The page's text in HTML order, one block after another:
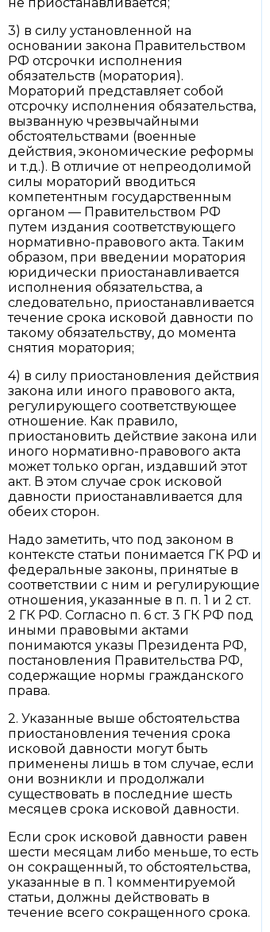
3) в силу установленной на
основании закона Правительством
РФ отсрочки исполнения
обязательств (моратория).
Мораторий представляет собой
отсрочку исполнения обязательства,
вызванную чрезвычайными
обстоятельствами (военные
действия, экономические реформы
и т.д.). В отличие от непреодолимой
силы мораторий вводиться
компетентным государственным
органом — Правительством РФ
путем издания соответствующего
нормативно-правового акта. Таким
образом, при введении моратория
юридически приостанавливается
исполнения обязательства, а
следовательно, приостанавливается
течение срока исковой давности по
такому обязательству, до момента
снятия моратория;
4) в силу приостановления действия
закона или иного правового акта,
регулирующего соответствующее
отношение. Как правило,
приостановить действие закона или
иного нормативно-правового акта
может только орган, издавший этот
акт. В этом случае срок исковой
давности приостанавливается для
обеих сторон.
Надо заметить, что под законом в
контексте статьи понимается ГК РФ и
федеральные законы, принятые в
соответствии с ним и регулирующие
отношения, указанные в п. п. 1 и 2 ст.
2 ГК РФ. Согласно п. 6 ст. 3 ГК РФ под
иными правовыми актами
понимаются указы Президента РФ,
постановления Правительства РФ,
содержащие нормы гражданского
права.
2. Указанные выше обстоятельства
приостановления течения срока
исковой давности могут быть
применены лишь в том случае, если
они возникли и продолжали
существовать в последние шесть
месяцев срока исковой давности.
Если срок исковой давности равен
шести месяцам либо меньше, то есть
он сокращенный, то обстоятельства,
указанные в п. 1 комментируемой
статьи, должны действовать в
течение всего сокращенного срока.